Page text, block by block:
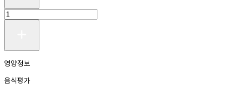
영양정보
음식평가